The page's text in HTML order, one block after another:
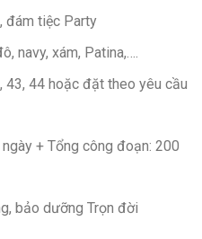
đám tiệc Party
navy, xám, Patina,….
43, 44 hoặc đặt theo yêu cầu
+ Tổng công đoạn: 200
bảo dưỡng Trọn đời